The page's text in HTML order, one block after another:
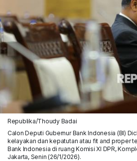
Republika/Thoudy Badai
Calon Deputi Gubernur Bank Indonesia (BI)
kelayakan dan kepatutan atau fit and proper
Bank Indonesia di ruang Komisi XI DPR,
Jakarta, Senin (26/1/2026).